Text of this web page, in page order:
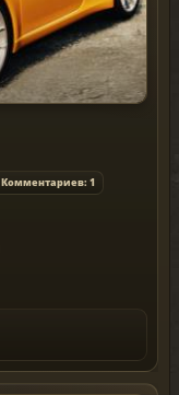
Комментариев: 1